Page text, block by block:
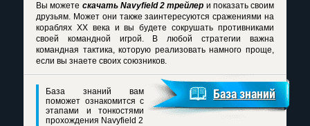
Вы можете скачать Navyfield 2 трейлер и показать своим
друзьям. Может они также заинтересуются сражениями на
кораблях XX века и вы будете сокрушать противниками
своей командной игрой. В любой стратегии важна
командная тактика, которую реализовать намного проще,
если вы знаете своих союзников.
База знаний вам
поможет ознакомится с
этапами и тонкостями
прохождения Navyfield 2
База знаний